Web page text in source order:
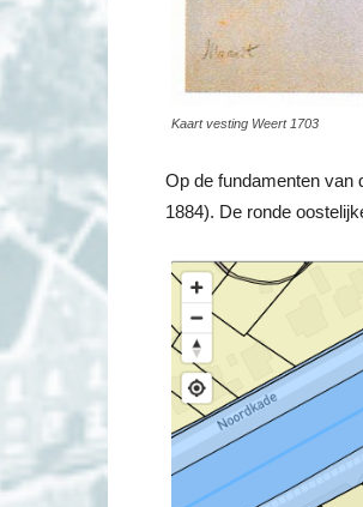
Kaart vesting Weert 1703
Op de fundamenten van
1884). De ronde